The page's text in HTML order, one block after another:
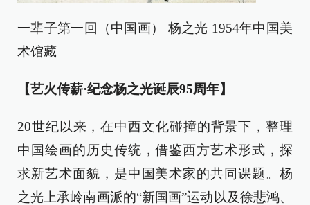
一辈子第一回（中国画） 杨之光 1954年中国美
术馆藏
【艺火传薪·纪念杨之光诞辰95周年】
20世纪以来，在中西文化碰撞的背景下，整理
中国绘画的历史传统，借鉴西方艺术形式，探
求新艺术面貌，是中国美术家的共同课题。杨
之光上承岭南画派的“新国画”运动以及徐悲鸿、